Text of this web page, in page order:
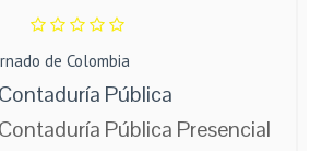
de Colombia
Pública
Pública Presencial